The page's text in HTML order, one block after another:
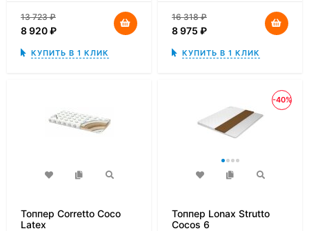
13 723₽
8 920₽
КУПИТЬ В 1 КЛИК
16 318₽
8 975 ₽
КУПИТЬ В 1 КЛИК
Топпер Corretto Coco
Latex
-40%
Топпер Lonax Strutto
Cocos 6